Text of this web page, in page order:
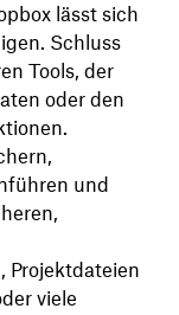
lässt sich
Schluss
Tools, der
oder den
und
Projektdateien
viele